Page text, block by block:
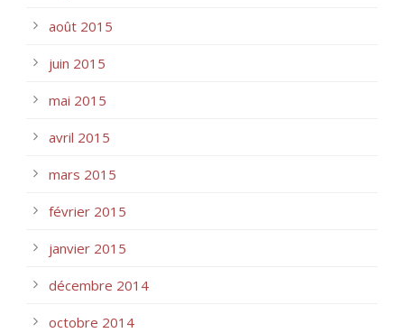
août 2015
juin 2015
mai 2015
avril 2015
mars 2015
février 2015
janvier 2015
décembre 2014
octobre 2014